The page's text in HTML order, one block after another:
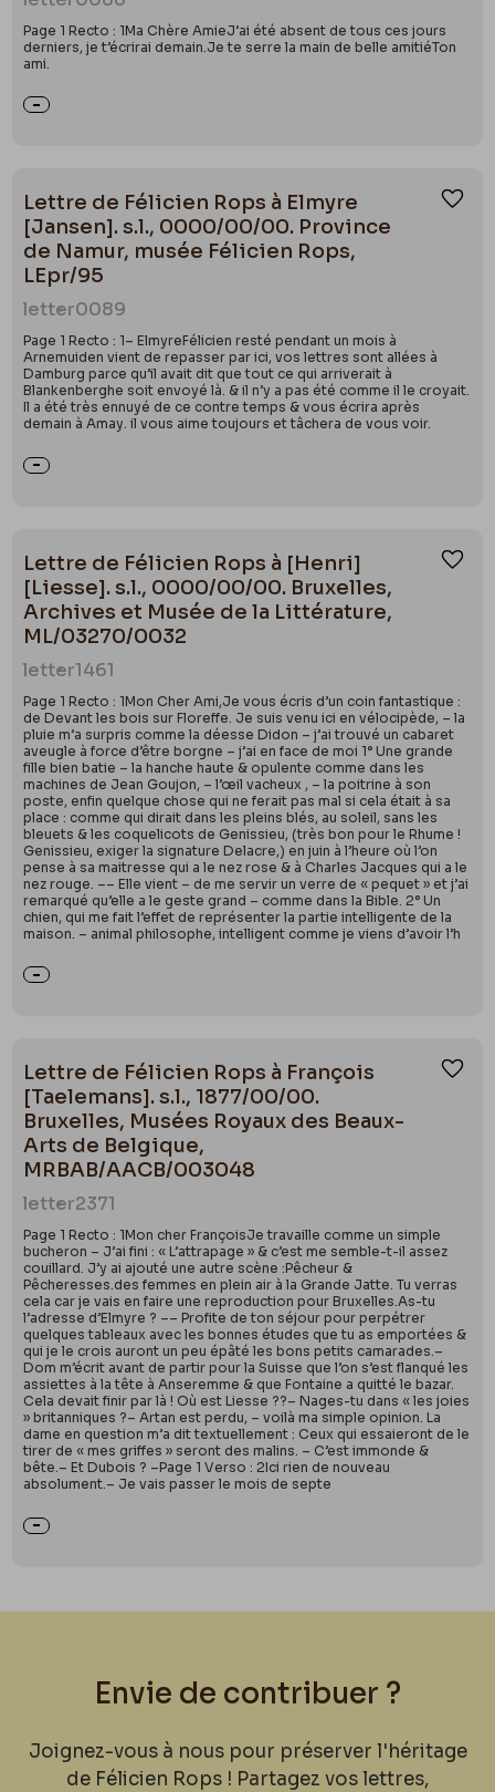
Page 1 Recto : 1Ma Chère AmieJ’ai été absent de tous ces jours
derniers, je t’écrirai demain.Je te serre la main de belle amitiéTon
ami.
Lettre de Félicien Rops à Elmyre
[Jansen]. s.l., 0000/00/00. Province
de Namur, musée Félicien Rops,
LEpr/95
letter0089
Page 1 Recto : 1– ElmyreFélicien resté pendant un mois à
Arnemuiden vient de repasser par ici, vos lettres sont allées à
Damburg parce qu’il avait dit que tout ce qui arriverait à
Blankenberghe soit envoyé là. & il n’y a pas été comme il le croyait.
Il a été très ennuyé de ce contre temps & vous écrira après
demain à Amay. il vous aime toujours et tâchera de vous voir.
Lettre de Félicien Rops à [Henri]
[Liesse]. s.l., 0000/00/00. Bruxelles,
Archives et Musée de la Littérature,
ML/03270/0032
letter1461
Page 1 Recto : 1Mon Cher Ami,Je vous écris d’un coin fantastique :
de Devant les bois sur Floreffe. Je suis venu ici en vélocipède, – la
pluie m’a surpris comme la déesse Didon – j’ai trouvé un cabaret
aveugle à force d’être borgne – j’ai en face de moi 1° Une grande
fille bien batie – la hanche haute & opulente comme dans les
machines de Jean Goujon, – l’œil vacheux , – la poitrine à son
poste, enfin quelque chose qui ne ferait pas mal si cela était à sa
place : comme qui dirait dans les pleins blés, au soleil, sans les
bleuets & les coquelicots de Genissieu, (très bon pour le Rhume !
Genissieu, exiger la signature Delacre,) en juin à l’heure où l’on
pense à sa maitresse qui a le nez rose & à Charles Jacques qui a le
nez rouge. –– Elle vient – de me servir un verre de « pequet » et j’ai
remarqué qu’elle a le geste grand – comme dans la Bible. 2° Un
chien, qui me fait l’effet de représenter la partie intelligente de la
maison. – animal philosophe, intelligent comme je viens d’avoir l’h
Lettre de Félicien Rops à François
[Taelemans]. s.l., 1877/00/00.
Bruxelles, Musées Royaux des Beaux-
Arts de Belgique,
MRBAB/AACB/003048
letter2371
Page 1 Recto : 1Mon cher FrançoisJe travaille comme un simple
bucheron – J’ai fini : « L’attrapage » & c’est me semble-t-il assez
couillard. J’y ai ajouté une autre scène :Pêcheur &
Pêcheresses.des femmes en plein air à la Grande Jatte. Tu verras
cela car je vais en faire une reproduction pour Bruxelles.As-tu
l’adresse d’Elmyre ? –– Profite de ton séjour pour perpétrer
quelques tableaux avec les bonnes études que tu as emportées &
qui je le crois auront un peu épâté les bons petits camarades.–
Dom m’écrit avant de partir pour la Suisse que l’on s’est flanqué les
assiettes à la tête à Anseremme & que Fontaine a quitté le bazar.
Cela devait finir par là ! Où est Liesse ??– Nages-tu dans « les joies
» britanniques ?– Artan est perdu, – voilà ma simple opinion. La
dame en question m’a dit textuellement : Ceux qui essaieront de le
tirer de « mes griffes » seront des malins. – C’est immonde &
bête.– Et Dubois ? –Page 1 Verso : 2Ici rien de nouveau
absolument.– Je vais passer le mois de septe
Envie de contribuer ?
Joignez-vous à nous pour préserver l'héritage
de Félicien Rops ! Partagez vos lettres,